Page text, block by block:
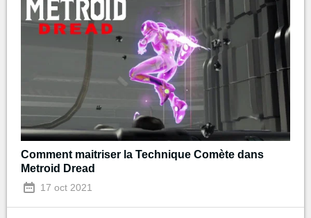
Comment maitriser la Technique Comète dans
Metroid Dread
17 oct 2021